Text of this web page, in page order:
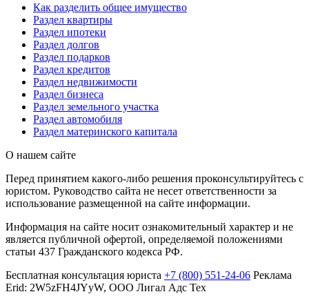
Как разделить общее имущество
Раздел квартиры
Раздел ипотеки
Раздел долгов
Раздел подарков
Раздел кредитов
Раздел недвижимости
Раздел бизнеса
Раздел земельного участка
Раздел автомобиля
Раздел материнского капитала
О нашем сайте
Перед принятием какого-либо решения проконсультируйтесь с
юристом. Руководство сайта не несет ответственности за
использование размещенной на сайте информации.
Информация на сайте носит ознакомительный характер и не
является публичной офертой, определяемой положениями
статьи 437 Гражданского кодекса РФ.
Бесплатная консультация юриста +7 (800) 551-24-06 Реклама
Erid: 2W5zFH4JYyW, ООО Лигал Адс Тех